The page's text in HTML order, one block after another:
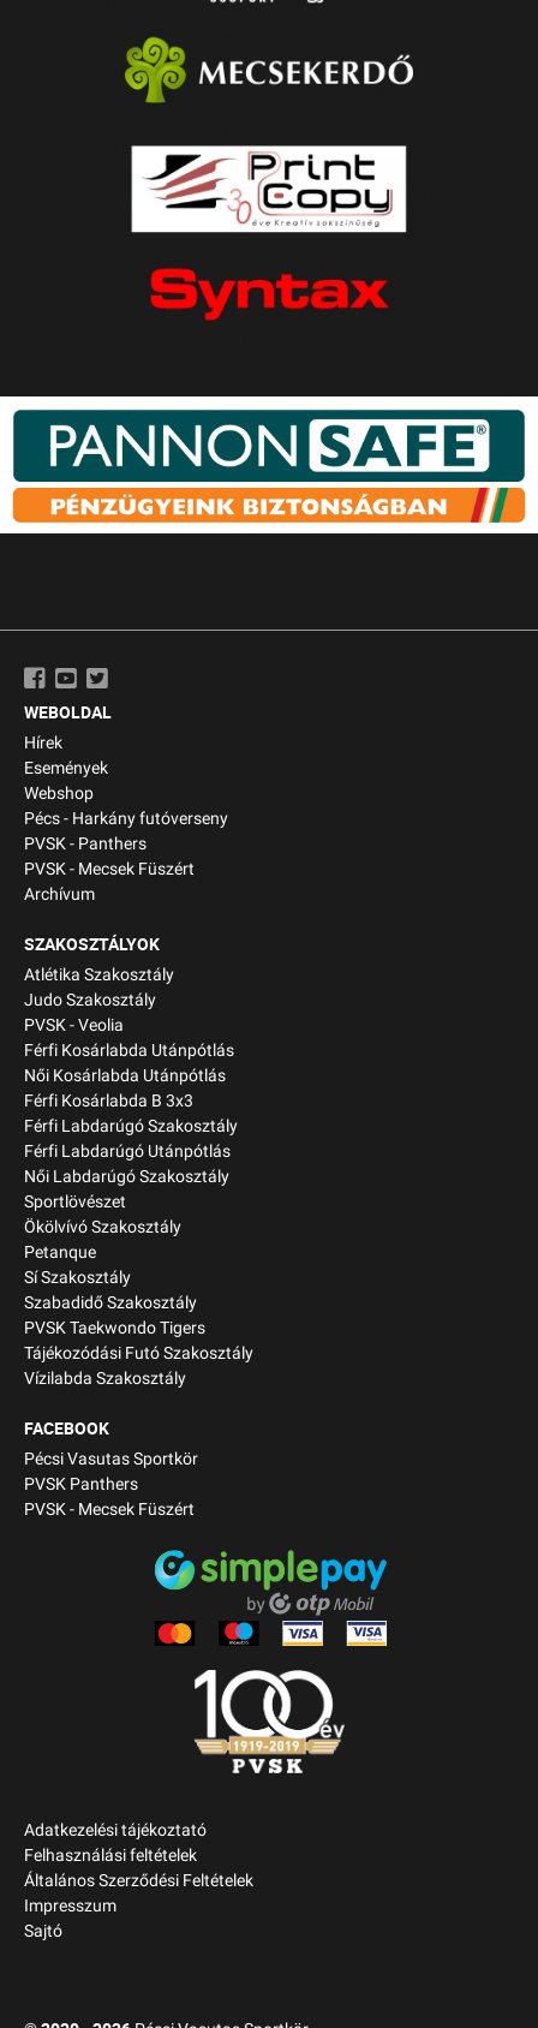
WEBOLDAL
Hírek
Események
Webshop
Pécs - Harkány futóverseny
PVSK - Panthers
PVSK - Mecsek Füszért
Archívum
SZAKOSZTÁLYOK
Atlétika Szakosztály
Judo Szakosztály
PVSK - Veolia
Férfi Kosárlabda Utánpótlás
Női Kosárlabda Utánpótlás
Férfi Kosárlabda B 3x3
Férfi Labdarúgó Szakosztály
Férfi Labdarúgó Utánpótlás
Női Labdarúgó Szakosztály
Sportlövészet
Ökölvívó Szakosztály
Petanque
Sí Szakosztály
Szabadidő Szakosztály
PVSK Taekwondo Tigers
Tájékozódási Futó Szakosztály
Vízilabda Szakosztály
FACEBOOK
Pécsi Vasutas Sportkör
PVSK Panthers
PVSK - Mecsek Füszért
Adatkezelési tájékoztató
Felhasználási feltételek
Általános Szerződési Feltételek
Impresszum
Sajtó